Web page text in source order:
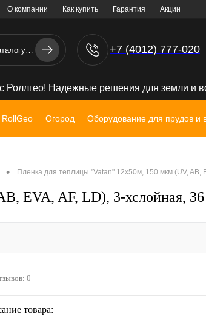
О компании Как купить Гарантия Акции
+7 (4012) 777-020
Роллгео! Надежные решения для земли и
RollGeo Огород Оборудование для прудов и
• Пленка для теплицы "Vatan" 12х50м, 150 мкм (UV, AB,
EVA, AF, LD), 3-хслойная,
0
товара: